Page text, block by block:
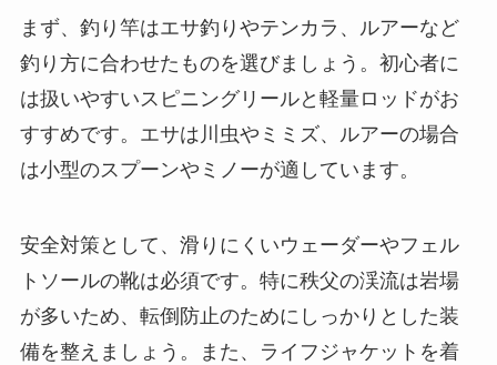
まず、釣り竿はエサ釣りやテンカラ、ルアーなど
釣り方に合わせたものを選びましょう。初心者に
は扱いやすいスピニングリールと軽量ロッドがお
すすめです。エサは川虫やミミズ、ルアーの場合
は小型のスプーンやミノーが適しています。
安全対策として、滑りにくいウェーダーやフェル
トソールの靴は必須です。特に秩父の渓流は岩場
が多いため、転倒防止のためにしっかりとした装
備を整えましょう。また、ライフジャケットを着